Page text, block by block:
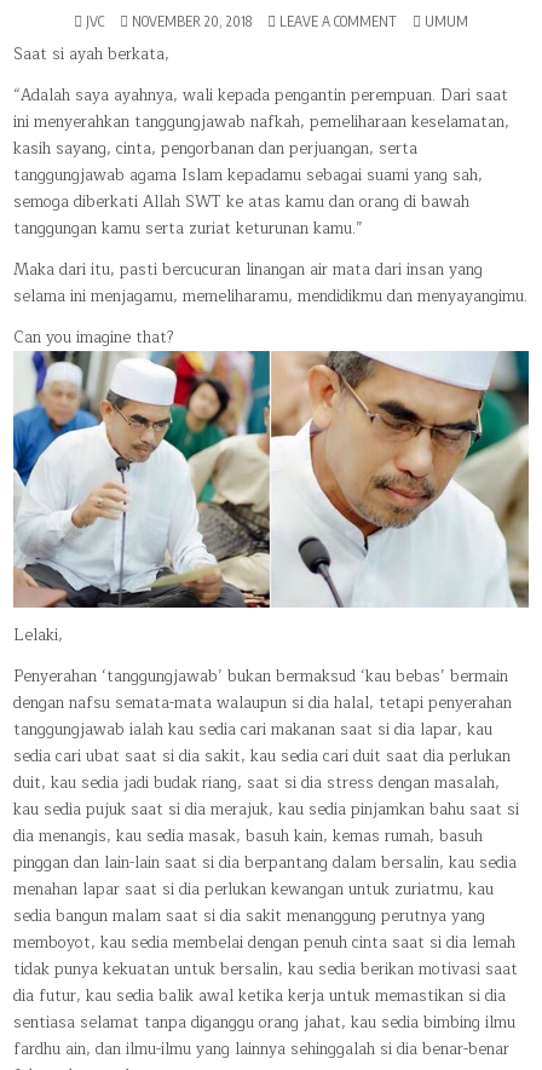
JVC NOVEMBER 20, 2018 LEAVE A COMMENTON
TAHU
APA
YANG
AYAHMU
KETIKA
KHUTBAH
NIKAH
DIBACAKAN
POSTED
UMUM
Saat si ayah berkata,
“Adalah saya ayahnya, wali kepada pengantin perempuan. Dari saat
ini menyerahkan tanggungjawab nafkah, pemeliharaan keselamatan,
kasih sayang, cinta, pengorbanan dan perjuangan, serta
tanggungjawab agama Islam kepadamu sebagai suami yang sah,
semoga diberkati Allah SWT ke atas kamu dan orang di bawah
tanggungan kamu serta zuriat keturunan kamu.”
Maka dari itu, pasti bercucuran linangan air mata dari insan yang
selama ini menjagamu, memeliharamu, mendidikmu dan menyayangimu.
Can you imagine that?
Lelaki,
Penyerahan ‘tanggungjawab’ bukan bermaksud ‘kau bebas’ bermain
dengan nafsu semata-mata walaupun si dia halal, tetapi penyerahan
tanggungjawab ialah kau sedia cari makanan saat si dia lapar, kau
sedia cari ubat saat si dia sakit, kau sedia cari duit saat dia perlukan
duit, kau sedia jadi budak riang, saat si dia stress dengan masalah,
kau sedia pujuk saat si dia merajuk, kau sedia pinjamkan bahu saat si
dia menangis, kau sedia masak, basuh kain, kemas rumah, basuh
pinggan dan lain-lain saat si dia berpantang dalam bersalin, kau sedia
menahan lapar saat si dia perlukan kewangan untuk zuriatmu, kau
sedia bangun malam saat si dia sakit menanggung perutnya yang
memboyot, kau sedia membelai dengan penuh cinta saat si dia lemah
tidak punya kekuatan untuk bersalin, kau sedia berikan motivasi saat
dia futur, kau sedia balik awal ketika kerja untuk memastikan si dia
sentiasa selamat tanpa diganggu orang jahat, kau sedia bimbing ilmu
fardhu ain, dan ilmu-ilmu yang lainnya sehinggalah si dia benar-benar